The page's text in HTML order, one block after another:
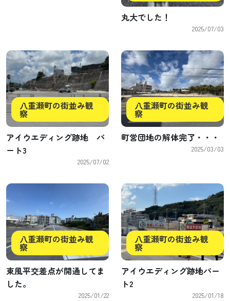
丸大でした！
2025/07/03
八重瀬町の街並み観
察
アイウエディング跡地 パ
ート3
2025/07/02
八重瀬町の街並み観
察
町営団地の解体完了・・・
2025/03/03
八重瀬町の街並み観
察
東風平交差点が開通してま
した。
2025/01/22
八重瀬町の街並み観
察
アイウエディング跡地パー
ト2
2025/01/18